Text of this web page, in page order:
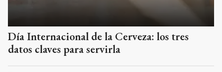
Día Internacional de la Cerveza: los tres
datos claves para servirla